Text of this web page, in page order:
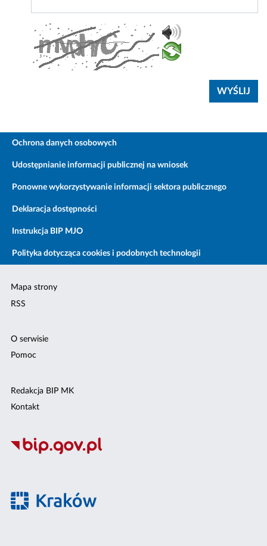
Ochrona danych osobowych
Udostępnianie informacji publicznej na wniosek
Ponowne wykorzystywanie informacji sektora publicznego
Deklaracja dostępności
Instrukcja BIP MJO
Polityka dotycząca cookies i podobnych technologii
Mapa strony
RSS
O serwisie
Pomoc
Redakcja BIP MK
Kontakt